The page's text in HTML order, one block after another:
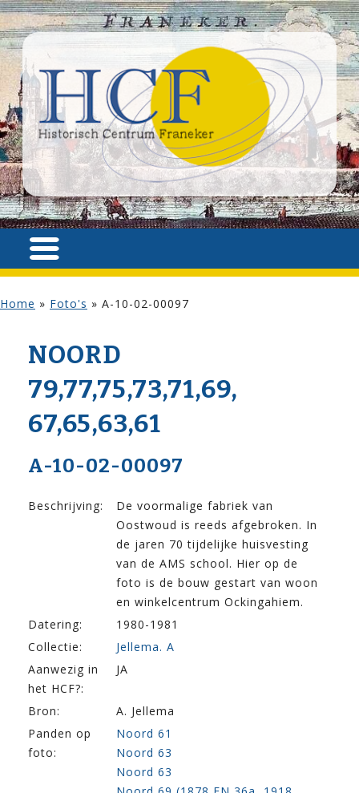
Home » Foto's » A-10-02-00097
NOORD
79,77,75,73,71,69,
67,65,63,61
A-10-02-00097
Beschrijving:
De voormalige fabriek van
Oostwoud is reeds afgebroken. In
de jaren 70 tijdelijke huisvesting
van de AMS school. Hier op de
foto is de bouw gestart van woon
en winkelcentrum Ockingahiem.
Datering:
1980-1981
Collectie:
Jellema. A
Aanwezig in
het HCF?:
JA
Bron:
A. Jellema
Panden op
foto:
Noord 61
Noord 63
Noord 63